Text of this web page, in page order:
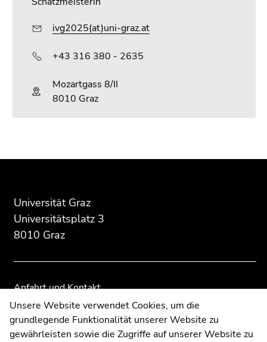
ivg2025(at)uni-graz.at
+43 316 380 - 2635
Mozartgass 8/II
8010 Graz
Zusatzinformationen:
Universität Graz
Universitätsplatz 3
8010 Graz
Anfahrt und Kontakt
Kommunikation und Öffentlichkeitsarbeit
Moodle
UNIGRAZonline
Übersicht
Seitenbereiche
Übersicht
Seitenbereiche
Unsere Website verwendet Cookies, um die
grundlegende Funktionalität unserer Website zu
gewährleisten sowie die Zugriffe auf unserer Website zu